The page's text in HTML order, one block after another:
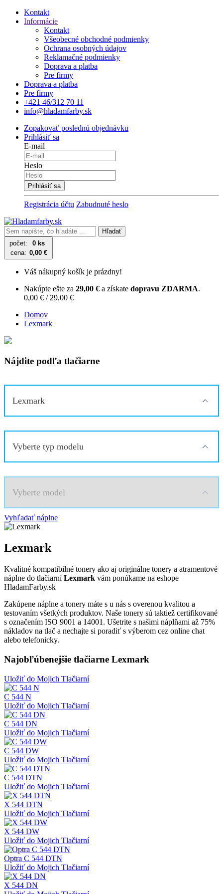
Kontakt
Informácie
Kontakt
Všeobecné obchodné podmienky
Ochrana osobných údajov
Reklamačné podmienky
Doprava a platba
Pre firmy
Doprava a platba
Pre firmy
+421 46/312 70 11
info@hladamfarby.sk
Zopakovať poslednú objednávku
Prihlásiť sa
E-mail
Heslo
Registrácia účtu Zabudnuté heslo
Hľadať
počet:
0 ks
cena: 0,00 €
Váš nákupný košík je prázdny!
Nakúpte ešte za 29,00 € a získate dopravu ZDARMA.
0,00 € / 29,00 €
Domov
Lexmark
Nájdite podľa tlačiarne
Lexmark
Vyberte typ modelu
Vyberte model
Vyhľadať náplne
Lexmark
Kvalitné kompatibilné tonery ako aj originálne tonery a atramentové
náplne do tlačiarníLexmark vám ponúkame na eshope
HladamFarby.sk
Zakúpene náplne a tonery máte s u nás s overenou kvalitou a
testovaním všetkých produktov. Naše tonery sú taktiež certifikované
s označením ISO 9001 a 14001. Ušetrite s našimi náplňami až 75%
nákladov na tlač a nechajte si poradiť s výberom cez online chat
alebo telefonicky.
Najobľúbenejšie tlačiarne Lexmark
Uložiť do Mojich Tlačiarní
C 544 N
Uložiť do Mojich Tlačiarní
C 544 DN
Uložiť do Mojich Tlačiarní
C 544 DW
Uložiť do Mojich Tlačiarní
C 544 DTN
Uložiť do Mojich Tlačiarní
X 544 DTN
Uložiť do Mojich Tlačiarní
X 544 DW
Uložiť do Mojich Tlačiarní
Optra C 544 DTN
Uložiť do Mojich Tlačiarní
X 544 DN